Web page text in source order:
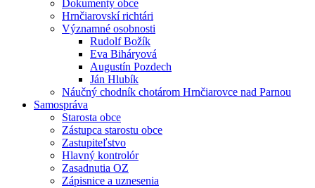
Dokumenty obce
Hrnčiarovskí richtári
Významné osobnosti
Rudolf Božík
Eva Biháryová
Augustín Pozdech
Ján Hlubík
Náučný chodník chotárom Hrnčiarovce nad Parnou
Samospráva
Starosta obce
Zástupca starostu obce
Zastupiteľstvo
Hlavný kontrolór
Zasadnutia OZ
Zápisnice a uznesenia